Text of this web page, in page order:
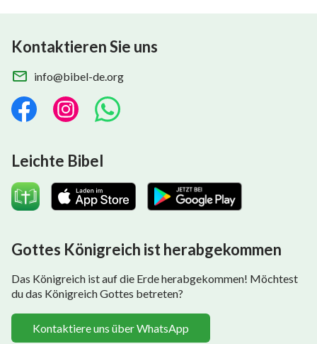
Kontaktieren Sie uns
info@bibel-de.org
Leichte Bibel
Gottes Königreich ist herabgekommen
Das Königreich ist auf die Erde herabgekommen! Möchtest
du das Königreich Gottes betreten?
Kontaktiere uns über WhatsApp